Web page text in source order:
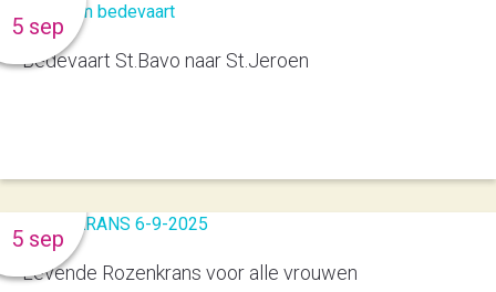
Bedevaart St.Bavo naar St.Jeroen
5 sep
Levende Rozenkrans voor alle vrouwen
5 sep